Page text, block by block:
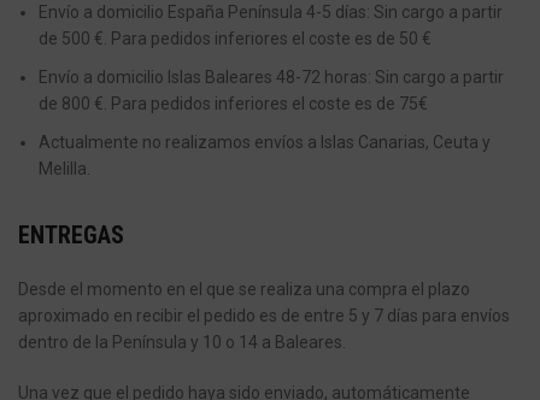
Envío a domicilio España Península 4-5 días: Sin cargo a partir
de 500 €. Para pedidos inferiores el coste es de 50 €
Envío a domicilio Islas Baleares 48-72 horas: Sin cargo a partir
de 800 €. Para pedidos inferiores el coste es de 75€
Actualmente no realizamos envíos a Islas Canarias, Ceuta y
Melilla.
ENTREGAS
Desde el momento en el que se realiza una compra el plazo
aproximado en recibir el pedido es de entre 5 y 7 días para envíos
dentro de la Península y 10 o 14 a Baleares.
Una vez que el pedido haya sido enviado, automáticamente